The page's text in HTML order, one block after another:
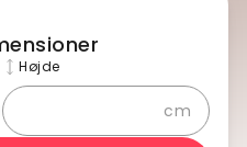
Højde
cm